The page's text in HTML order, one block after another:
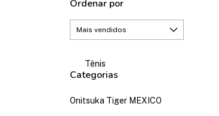
Ordenar por
Tênis
Categorias
Onitsuka Tiger MEXICO